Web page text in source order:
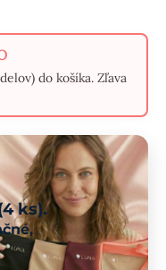
do košíka. Zľava
ks).